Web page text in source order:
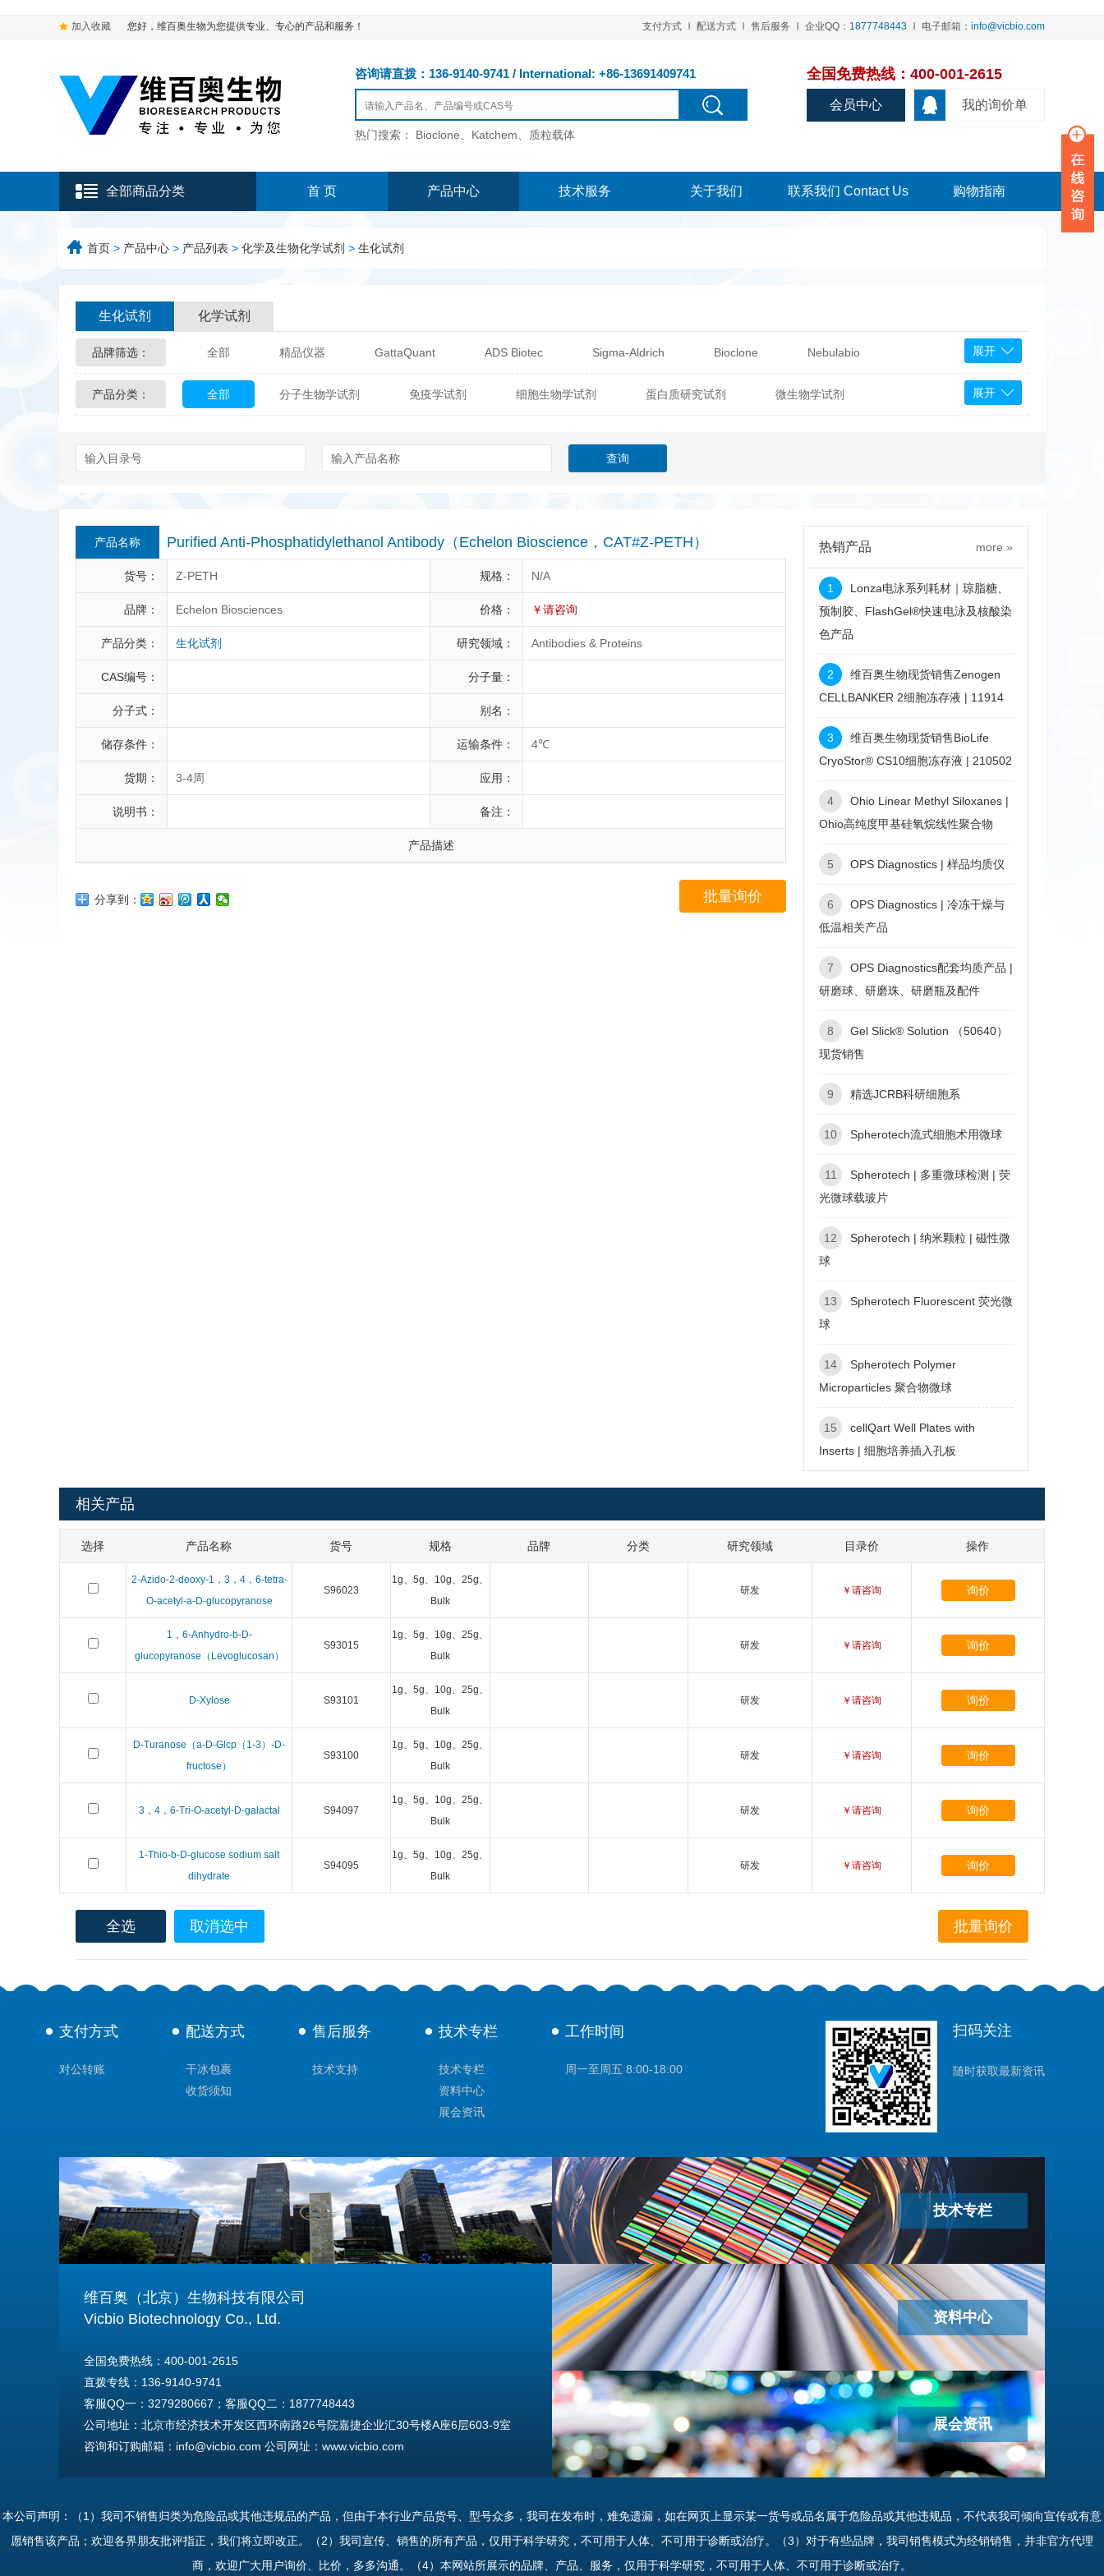
加入收藏 您好，维百奥生物为您提供专业、专心的产品和服务！ 支付方式 配送方式 售后服务 企业QQ： 1877748443 电子邮箱： info@vicbio.com
咨询请直拨：136-9140-9741 / International: +86-13691409741
热门搜索： Bioclone、Katchem、质粒载体
全国免费热线：400-001-2615
我的询价单
会员中心
全部商品分类 首 页 产品中心 技术服务 关于我们 联系我们 Contact Us 购物指南
首页 > 产品中心 > 产品列表 > 化学及生物化学试剂 > 生化试剂
生化试剂 化学试剂
品牌筛选： 全部 精品仪器 GattaQuant ADS Biotec Sigma-Aldrich Bioclone Nebulabio
Glycon Biochem Sterlitech 热销产品 辰辉创聚生物® (Nebulabio) BPS Bioscience
Mediagnost
Cytodiagnostics Katchem
Berry & Associates Hybrid Plastics Milenia Biotec Sunrise Science
LGC Maine Standards Pall Lonza 康为世纪
Abbexa AbD Serotec Abnova Active Motif
展开
产品分类： 全部 分子生物学试剂 免疫学试剂 细胞生物学试剂 蛋白质研究试剂 微生物学试剂 展开
产品名称 Purified Anti-Phosphatidylethanol Antibody（Echelon Bioscience，CAT#Z-PETH）
货号： Z-PETH 规格： N/A
品牌： Echelon Biosciences 价格： ￥请咨询
产品分类： 生化试剂 研究领域： Antibodies & Proteins
CAS编号： 分子量：
分子式： 别名：
储存条件： 运输条件： 4℃
货期： 3-4周 应用：
说明书： 备注：
产品描述
分享到： 批量询价
热销产品 more »
1
Lonza电泳系列耗材｜琼脂糖、
预制胶、FlashGel®快速电泳及核酸染
色产品
2
维百奥生物现货销售Zenogen
CELLBANKER 2细胞冻存液 | 11914
3
维百奥生物现货销售BioLife
CryoStor® CS10细胞冻存液 | 210502
4
Ohio Linear Methyl Siloxanes |
Ohio高纯度甲基硅氧烷线性聚合物
5 OPS Diagnostics | 样品均质仪
6
OPS Diagnostics | 冷冻干燥与
低温相关产品
7
OPS Diagnostics配套均质产品 |
研磨球、研磨珠、研磨瓶及配件
8
Gel Slick® Solution （50640）
现货销售
9 精选JCRB科研细胞系
10 Spherotech流式细胞术用微球
11
Spherotech | 多重微球检测 | 荧
光微球载玻片
12
Spherotech | 纳米颗粒 | 磁性微
球
13
Spherotech Fluorescent 荧光微
球
14
Spherotech Polymer
Microparticles 聚合物微球
15
cellQart Well Plates with
Inserts | 细胞培养插入孔板
相关产品
选择 产品名称 货号 规格 品牌 分类 研究领域 目录价 操作
2-Azido-2-deoxy-1，3，4，6-tetra-
O-acetyl-a-D-glucopyranose
S96023
1g、5g、10g、25g、
Bulk
研发 ￥请咨询 询价
1，6-Anhydro-b-D-
glucopyranose（Levoglucosan）
S93015
1g、5g、10g、25g、
Bulk
研发 ￥请咨询 询价
D-Xylose S93101
1g、5g、10g、25g、
Bulk
研发 ￥请咨询 询价
D-Turanose（a-D-Glcp（1-3）-D-
fructose）
S93100
1g、5g、10g、25g、
Bulk
研发 ￥请咨询 询价
3，4，6-Tri-O-acetyl-D-galactal S94097
1g、5g、10g、25g、
Bulk
研发 ￥请咨询 询价
1-Thio-b-D-glucose sodium salt
dihydrate
S94095
1g、5g、10g、25g、
Bulk
研发 ￥请咨询 询价
全选 取消选中
支付方式
对公转账
配送方式
干冰包裹
收货须知
售后服务
技术支持
技术专栏
技术专栏
资料中心
展会资讯
工作时间
周一至周五 8:00-18:00
扫码关注
随时获取最新资讯
维百奥（北京）生物科技有限公司
Vicbio Biotechnology Co., Ltd.
全国免费热线：400-001-2615
直拨专线：136-9140-9741
客服QQ一：3279280667；客服QQ二：1877748443
公司地址：北京市经济技术开发区西环南路26号院嘉捷企业汇30号楼A座6层603-9室
咨询和订购邮箱：info@vicbio.com 公司网址：www.vicbio.com
Tel: +86-13691409741
技术专栏
资料中心
展会资讯
本公司声明：（1）我司不销售归类为危险品或其他违规品的产品，但由于本行业产品货号、型号众多，我司在发布时，难免遗漏，如在网页上显示某一货号或品名属于危险品或其他违规品，不代表我司倾向宣传或有意
愿销售该产品；欢迎各界朋友批评指正，我们将立即改正。（2）我司宣传、销售的所有产品，仅用于科学研究，不可用于人体、不可用于诊断或治疗。（3）对于有些品牌，我司销售模式为经销销售，并非官方代理
商，欢迎广大用户询价、比价，多多沟通。（4）本网站所展示的品牌、产品、服务，仅用于科学研究，不可用于人体、不可用于诊断或治疗。